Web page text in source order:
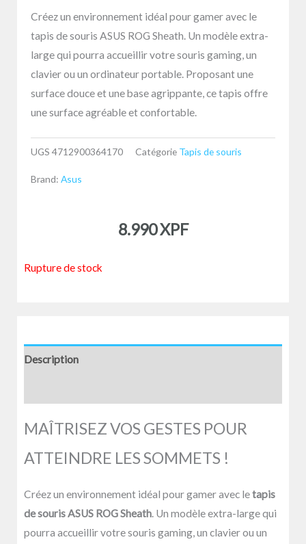
Créez un environnement idéal pour gamer avec le
tapis de souris ASUS ROG Sheath. Un modèle extra-
large qui pourra accueillir votre souris gaming, un
clavier ou un ordinateur portable. Proposant une
surface douce et une base agrippante, ce tapis offre
une surface agréable et confortable.
UGS 4712900364170 Catégorie Tapis de souris
Brand: Asus
8.990XPF
Rupture de stock
Description
MAÎTRISEZ VOS GESTES POUR
ATTEINDRE LES SOMMETS !
Créez un environnement idéal pour gamer avec letapis
de souris ASUS ROG Sheath. Un modèle extra-large qui
pourra accueillir votre souris gaming, un clavier ou un